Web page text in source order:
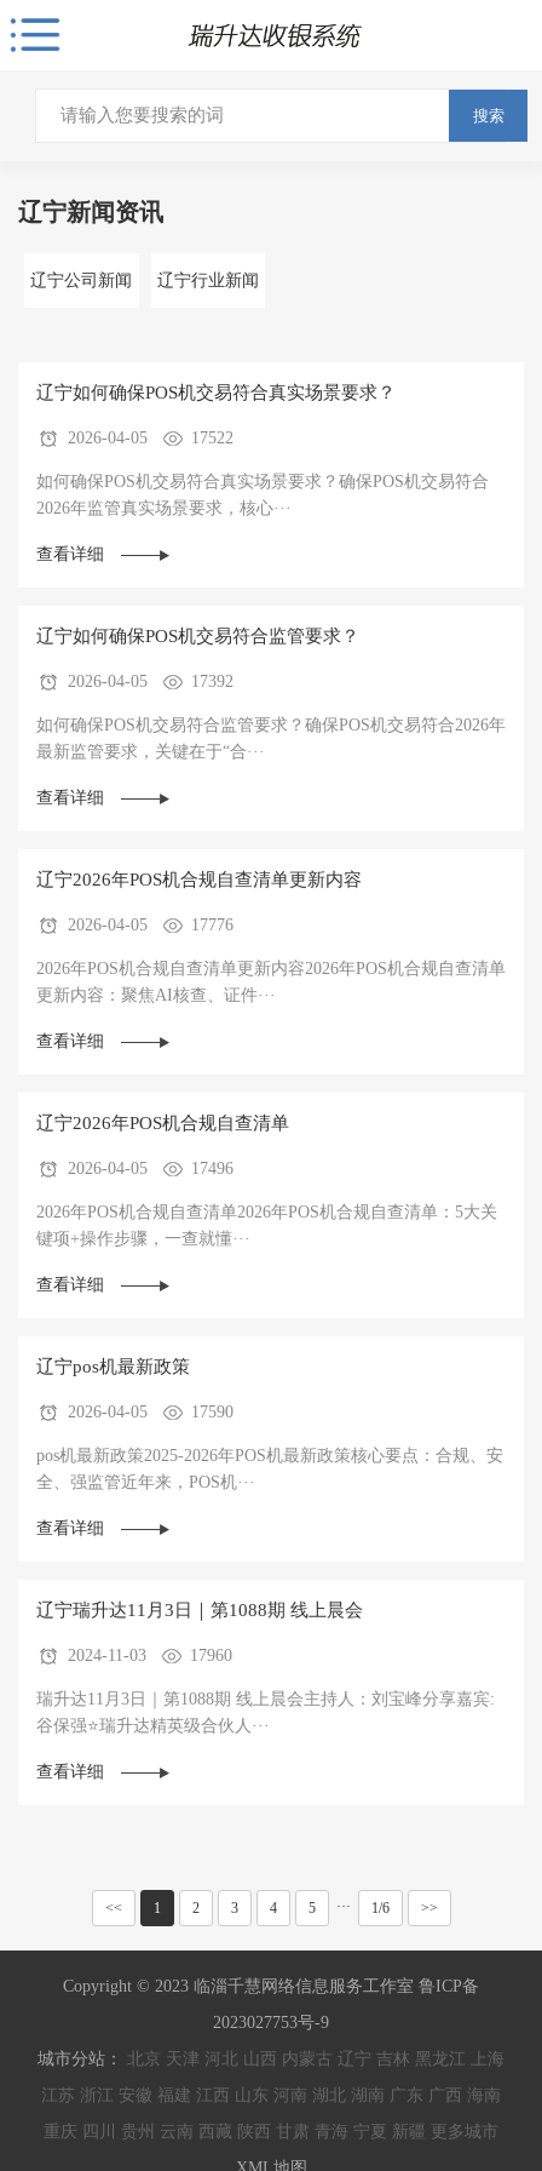
搜索
辽宁新闻资讯
辽宁公司新闻 辽宁行业新闻
辽宁如何确保POS机交易符合真实场景要求？
2026-04-05 17522
如何确保POS机交易符合真实场景要求？确保POS机交易符合
2026年监管真实场景要求，核心···
查看详细
辽宁如何确保POS机交易符合监管要求？
2026-04-05 17392
如何确保POS机交易符合监管要求？确保POS机交易符合2026年
最新监管要求，关键在于“合···
查看详细
辽宁2026年POS机合规自查清单更新内容
2026-04-05 17776
2026年POS机合规自查清单更新内容2026年POS机合规自查清单
更新内容：聚焦AI核查、证件···
查看详细
辽宁‌2026年POS机合规自查清单
2026-04-05 17496
‌2026年POS机合规自查清单2026年POS机合规自查清单：5大关
键项+操作步骤，一查就懂‌···
查看详细
辽宁pos机最新政策
2026-04-05 17590
pos机最新政策2025-2026年POS机最新政策核心要点：合规、安
全、强监管‌近年来，POS机···
查看详细
辽宁瑞升达11月3日｜第1088期 线上晨会
2024-11-03 17960
瑞升达11月3日｜第1088期 线上晨会主持人：刘宝峰分享嘉宾:
谷保强⭐瑞升达精英级合伙人···
查看详细
<< 1 2 3 4 5 ··· 1/6 >>
Copyright © 2023 临淄千慧网络信息服务工作室 鲁ICP备
2023027753号-9
城市分站： 北京 天津 河北 山西 内蒙古 辽宁 吉林 黑龙江
上海
江苏 浙江 安徽 福建 江西 山东 河南 湖北 湖南 广东 广西 海南
重庆 四川 贵州 云南 西藏 陕西 甘肃 青海 宁夏 新疆 更多城市